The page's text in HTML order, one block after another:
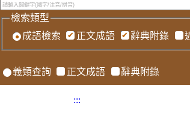
檢索類型
成語檢索
正文成語 辭典附錄
義類查詢 正文成語 辭典附錄
:::